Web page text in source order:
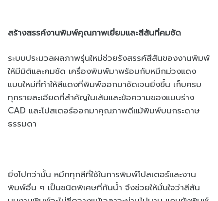
สร้างสรรค์งานพิมพ์คุณภาพเยี่ยมและสีสันที่คมชัด
ระบบประมวลผลภาพรุ่นใหม่ช่วยรังสรรค์สีสันของงานพิมพ์
ให้มีมิติและคมชัด เครื่องพิมพ์มาพร้อมกับหมึกม่วงแดง
แบบใหม่ที่ทำให้สีแดงที่พิมพ์ออกมาชัดเจนยิ่งขึ้น เก็บครบ
ทุกรายละเอียดที่สำคัญในเส้นและข้อความของแบบร่าง
CAD และโปสเตอร์ออกมาคุณภาพดีแม้พิมพ์บนกระดาษ
ธรรมดา
ยิ่งไปกว่านั้น หมึกทุกสีที่ใช้ในการพิมพ์โปสเตอร์และงาน
พิมพ์อื่น ๆ เป็นชนิดพิเศษที่กันน้ำ จึงช่วยให้มั่นใจว่าสีสัน